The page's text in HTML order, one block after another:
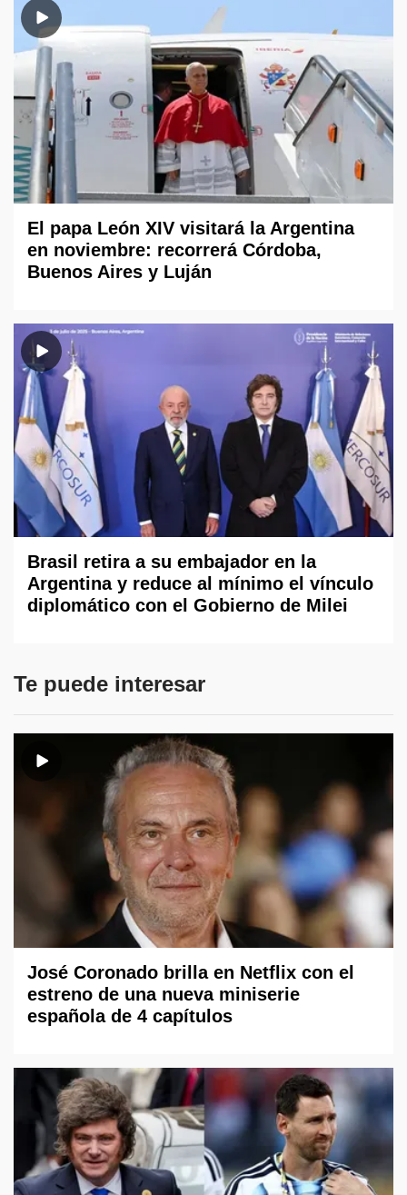
El papa León XIV visitará la Argentina
en noviembre: recorrerá Córdoba,
Buenos Aires y Luján
Brasil retira a su embajador en la
Argentina y reduce al mínimo el vínculo
diplomático con el Gobierno de Milei
Te puede interesar
José Coronado brilla en Netflix con el
estreno de una nueva miniserie
española de 4 capítulos